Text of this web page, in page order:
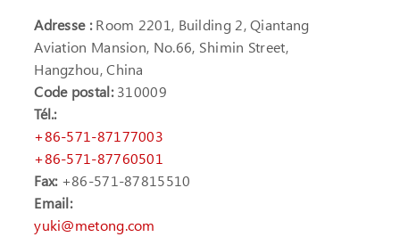
Adresse :Room 2201, Building 2, Qiantang
Aviation Mansion, No.66, Shimin Street,
Hangzhou, China
Code postal:310009
Tél.:
+86-571-87177003
+86-571-87760501
Fax:+86-571-87815510
Email:
yuki@metong.com